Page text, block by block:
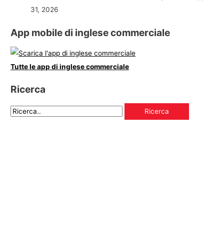
31, 2026
App mobile di inglese commerciale
Tutte le app di inglese commerciale
Ricerca